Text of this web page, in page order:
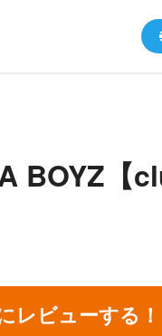
BOYZ【
レビューする！